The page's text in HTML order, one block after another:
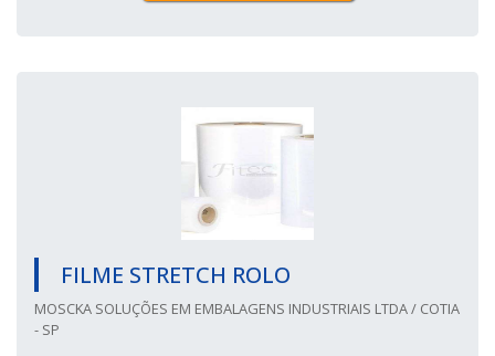
FILME STRETCH ROLO
MOSCKA SOLUÇÕES EM EMBALAGENS INDUSTRIAIS LTDA / COTIA
- SP